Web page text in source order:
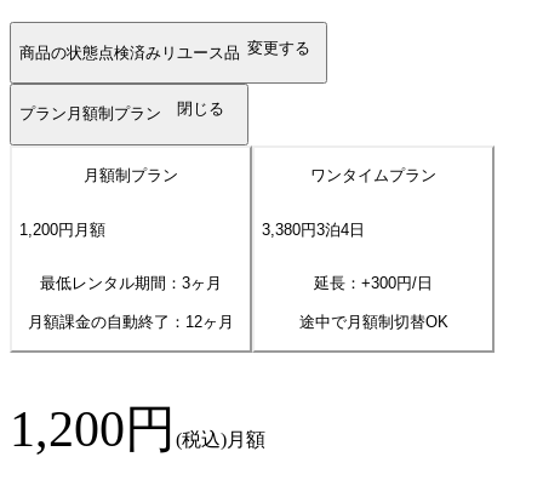
商品の状態点検済みリユース品 変更する
プラン 月額制プラン 閉じる
月額制プラン
1,200円 月額
最低レンタル期間：3ヶ月
月額課金の自動終了： 12ヶ月
ワンタイムプラン
3,380円3泊4日
延長：+300円/日
途中で月額制切替OK
1,200円 (税込)月額